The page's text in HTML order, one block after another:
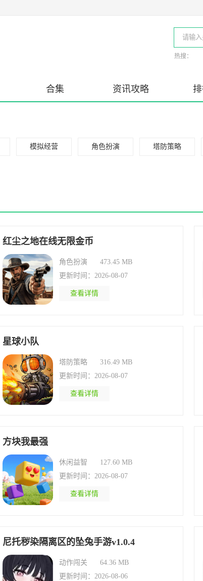
热搜：
合集 资讯攻略
模拟经营 角色扮演 塔防策略
红尘之地在线无限金币
角色扮演
473.45 MB
更新时间：2026-08-07
查看详情
星球小队
塔防策略
316.49 MB
更新时间：2026-08-07
查看详情
方块我最强
休闲益智
127.60 MB
更新时间：2026-08-07
查看详情
尼托秽染隔离区的坠兔手游v1.0.4
动作闯关
64.36 MB
更新时间：2026-08-06